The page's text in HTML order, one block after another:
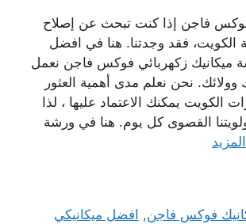
فاجن إذا كنت تبحث عن إصلاح
الكويت، فقد وجدتنا. هنا في افضل
ميكانيك زكهربائي فوكس فاجن نعمل
نحن نعلم مدى أهمية العثور
الكويت يمكنك الاعتماد عليها ، لذا
القصوى كل يوم. هنا في ورشة
فوكس فاجن, افضل ميكانيكي